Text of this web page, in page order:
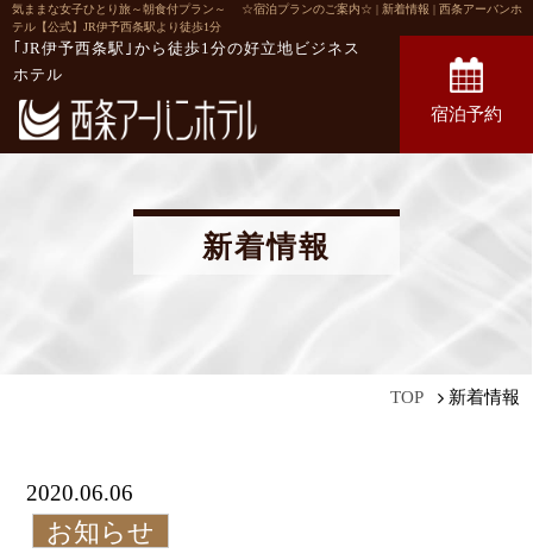
気ままな女子ひとり旅～朝食付プラン～ ☆宿泊プランのご案内☆ | 新着情報 | 西条アーバンホ
テル【公式】JR伊予西条駅より徒歩1分
｢JR伊予西条駅｣から徒歩1分の好立地ビジネス
ホテル
宿泊予約
新着情報
TOP 新着情報
2020.06.06
お知らせ